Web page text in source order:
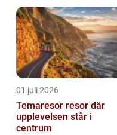
01 juli 2026
Temaresor resor där
upplevelsen står i
centrum